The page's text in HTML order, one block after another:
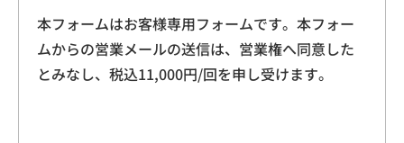
ド、ご利用日時、ご利用の方法、ご利用環境、
郵便番号や性別、職業、年齢、ユーザーのIPア
ドレス、クッキー情報、位置情報、端末の個体
識別情報などを指します。
第２条 契約の成立
本規約に基づく本サービスに関する契約は、お客
様が修理をご希望になる携帯電話（以下「修理依
本フォームはお客様専用フォームです。本フォー
ムからの営業メールの送信は、営業権へ同意した
とみなし、税込11,000円/回を申し受けます。